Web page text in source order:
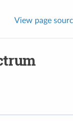
View page